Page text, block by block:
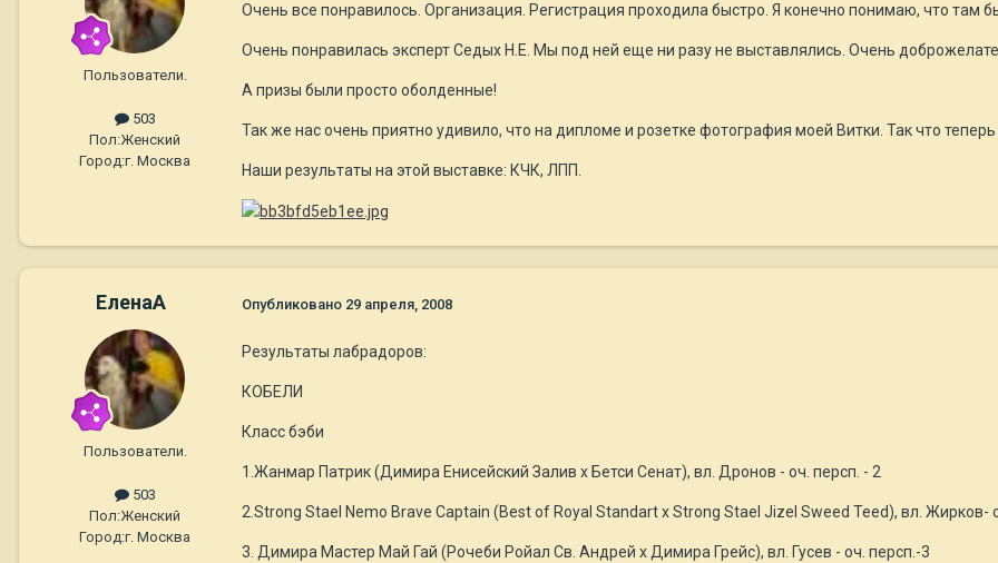
Пользователи.
503
Пол:Женский
Город:г. Москва
Очень все понравилось. Организация. Регистрация проходила быстро. Я конечно понимаю, что там
Очень понравилась эксперт Седых Н.Е. Мы под ней еще ни разу не выставлялись. Очень
А призы были просто оболденные!
Так же нас очень приятно удивило, что на дипломе и розетке фотография моей Витки. Так что
Наши результаты на этой выставке: КЧК, ЛПП.
ЕленаА
Пользователи.
503
Пол:Женский
Город:г. Москва
Опубликовано 29 апреля, 2008
Результаты лабрадоров:
КОБЕЛИ
Класс бэби
1.Жанмар Патрик (Димира Енисейский Залив х Бетси Сенат), вл. Дронов - оч. персп. - 2
2.Strong Stael Nemo Brave Captain (Best of Royal Standart x Strong Stael Jizel Sweed Teed), вл. Жирков-
3. Димира Мастер Май Гай (Рочеби Ройал Св. Андрей х Димира Грейс), вл. Гусев - оч. персп.-3